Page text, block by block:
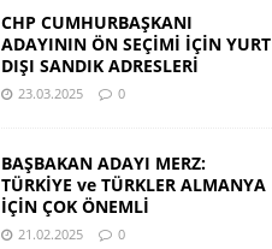
CHP CUMHURBAŞKANI
ADAYININ ÖN SEÇİMİ İÇİN YURT
DIŞI SANDIK ADRESLERİ
23.03.2025 0
BAŞBAKAN ADAYI MERZ:
TÜRKİYE ve TÜRKLER ALMANYA
İÇİN ÇOK ÖNEMLİ
21.02.2025 0